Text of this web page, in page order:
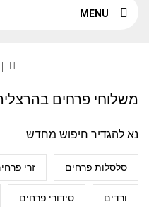
MENU
פרחים בהרצליה
להגדיר חיפוש מחדש
סלסלות פרחים זרי פרחים
ורדים סידורי פרחים